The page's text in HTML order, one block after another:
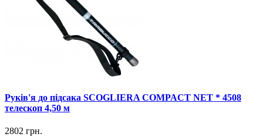
Руків'я до підсака SCOGLIERA COMPACT NET * 4508
телескоп 4,50 м
2802 грн.